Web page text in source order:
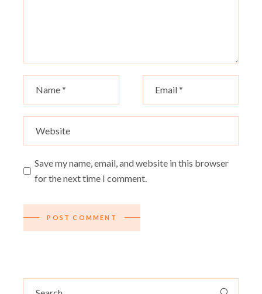
Save my name, email, and website in this browser
for the next time I comment.
POST COMMENT